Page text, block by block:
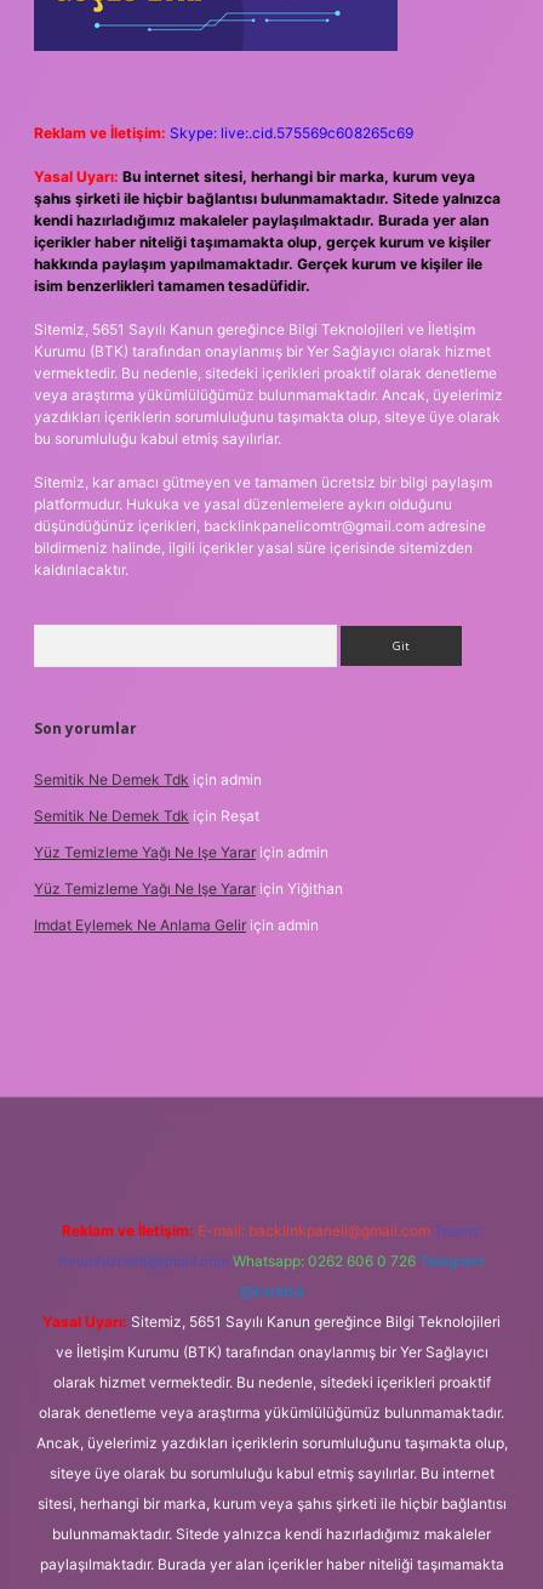
Reklam ve İletişim: Skype: live:.cid.575569c608265c69
Yasal Uyarı: Bu internet sitesi, herhangi bir marka, kurum veya
şahıs şirketi ile hiçbir bağlantısı bulunmamaktadır. Sitede yalnızca
kendi hazırladığımız makaleler paylaşılmaktadır. Burada yer alan
içerikler haber niteliği taşımamakta olup, gerçek kurum ve kişiler
hakkında paylaşım yapılmamaktadır. Gerçek kurum ve kişiler ile
isim benzerlikleri tamamen tesadüfidir.
Sitemiz, 5651 Sayılı Kanun gereğince Bilgi Teknolojileri ve İletişim
Kurumu (BTK) tarafından onaylanmış bir Yer Sağlayıcı olarak hizmet
vermektedir. Bu nedenle, sitedeki içerikleri proaktif olarak denetleme
veya araştırma yükümlülüğümüz bulunmamaktadır. Ancak, üyelerimiz
yazdıkları içeriklerin sorumluluğunu taşımakta olup, siteye üye olarak
bu sorumluluğu kabul etmiş sayılırlar.
Sitemiz, kar amacı gütmeyen ve tamamen ücretsiz bir bilgi paylaşım
platformudur. Hukuka ve yasal düzenlemelere aykırı olduğunu
düşündüğünüz içerikleri, backlinkpanelicomtr@gmail.com adresine
bildirmeniz halinde, ilgili içerikler yasal süre içerisinde sitemizden
kaldırılacaktır.
Son yorumlar
Semitik Ne Demek Tdk için admin
Semitik Ne Demek Tdk için Reşat
Yüz Temizleme Yağı Ne Işe Yarar için admin
Yüz Temizleme Yağı Ne Işe Yarar için Yiğithan
Imdat Eylemek Ne Anlama Gelir için admin
Reklam ve İletişim: E-mail: backlinkpaneli@gmail.com Teams:
forumhizmeti@gmail.com Whatsapp: 0262 606 0 726 Telegram:
@karabul
Yasal Uyarı: Sitemiz, 5651 Sayılı Kanun gereğince Bilgi Teknolojileri
ve İletişim Kurumu (BTK) tarafından onaylanmış bir Yer Sağlayıcı
olarak hizmet vermektedir. Bu nedenle, sitedeki içerikleri proaktif
olarak denetleme veya araştırma yükümlülüğümüz bulunmamaktadır.
Ancak, üyelerimiz yazdıkları içeriklerin sorumluluğunu taşımakta olup,
siteye üye olarak bu sorumluluğu kabul etmiş sayılırlar. Bu internet
sitesi, herhangi bir marka, kurum veya şahıs şirketi ile hiçbir bağlantısı
bulunmamaktadır. Sitede yalnızca kendi hazırladığımız makaleler
paylaşılmaktadır. Burada yer alan içerikler haber niteliği taşımamakta